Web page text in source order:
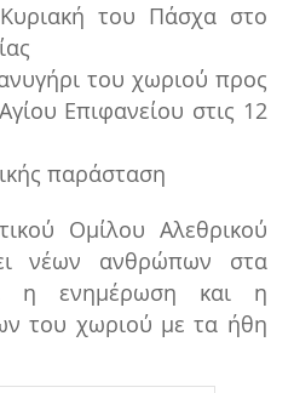
του Πάσχα στο
του χωριού προς
Επιφανείου στις 12
παράσταση
Ομίλου Αλεθρικού
νέων ανθρώπων στα
η ενημέρωση και η
του χωριού με τα ήθη